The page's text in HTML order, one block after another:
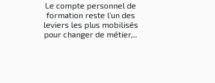
Le compte personnel de
formation reste l’un des
leviers les plus mobilisés
pour changer de métier,...